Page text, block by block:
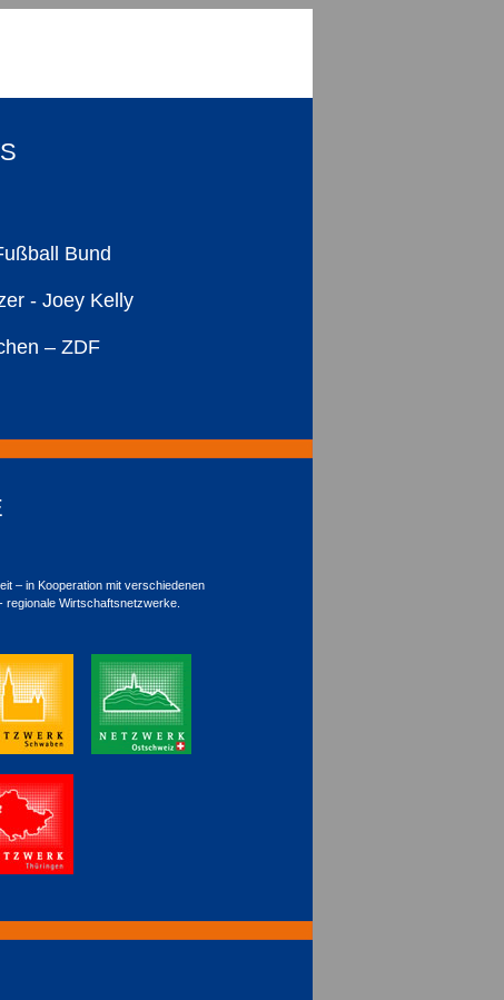
Bund
- Joey Kelly
– ZDF
– in Kooperation mit verschiedenen
regionale Wirtschaftsnetzwerke.